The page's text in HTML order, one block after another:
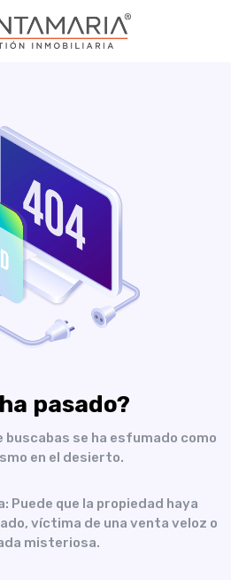
pasado?
buscabas se ha esfumado como
en el desierto.
Puede que la propiedad haya
víctima de una venta veloz o
misteriosa.